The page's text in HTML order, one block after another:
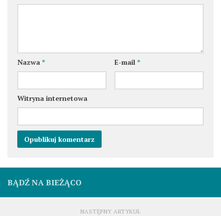
Nazwa * E-mail *
Witryna internetowa
BĄDŹ NA BIEŻĄCO
NASTĘPNY ARTYKUŁ